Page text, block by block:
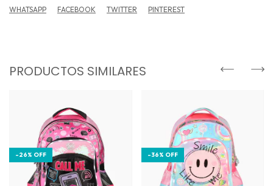
WHATSAPP FACEBOOK TWITTER PINTEREST
PRODUCTOS SIMILARES
-26% OFF -36% OFF